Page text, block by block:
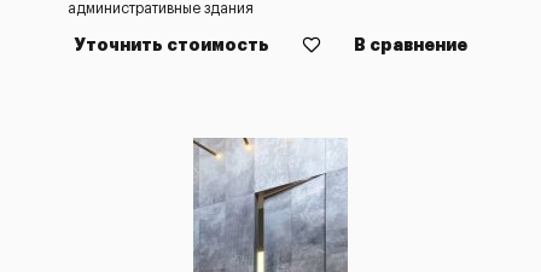
административные здания
Уточнить стоимость В сравнение